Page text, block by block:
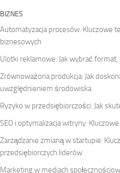
BIZNES
Automatyzacja procesów: Kluczowe
biznesowych
Ulotki reklamowe: Jak wybrać
Zrównoważona produkcja: Jak
uwzględnieniem środowiska
Ryzyko w przedsiębiorczości: Jak
SEO i optymalizacja witryny:
Zarządzanie zmianą w startupie:
przedsiębiorczych liderów
Marketing w mediach